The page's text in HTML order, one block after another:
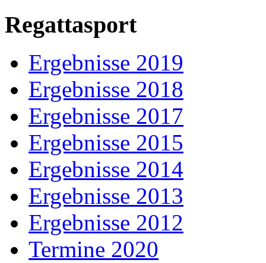
Regattasport
Ergebnisse 2019
Ergebnisse 2018
Ergebnisse 2017
Ergebnisse 2015
Ergebnisse 2014
Ergebnisse 2013
Ergebnisse 2012
Termine 2020